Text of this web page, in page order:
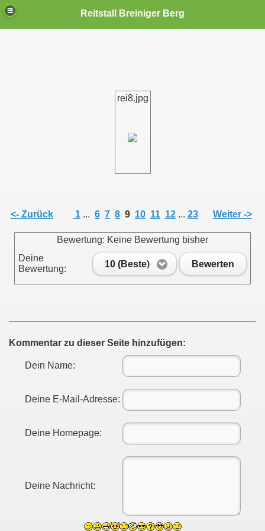
Reitstall Breiniger Berg
rei8.jpg
<- Zurück 1 ... 6 7 8 9 10 11 12 ... 23 Weiter ->
Bewertung: Keine Bewertung bisher
Deine
Bewertung:
10 (Beste) Bewerten
Kommentar zu dieser Seite hinzufügen:
Dein Name:
Deine E-Mail-Adresse:
Deine Homepage:
Deine Nachricht: